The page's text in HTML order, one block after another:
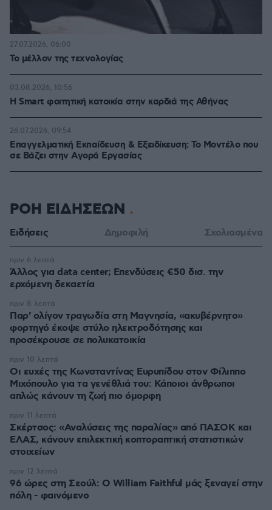
Το μέλλον της τεχνολογίας
27.07.2026, 06:00
Η Smart φοιτητική κατοικία στην καρδιά της Αθήνας
03.08.2026, 10:56
Επαγγελματική Εκπαίδευση & Εξειδίκευση: Το Mοντέλο που
σε Bάζει στην Aγορά Eργασίας
26.07.2026, 09:54
ΡΟΗ ΕΙΔΗΣΕΩΝ
Ειδήσεις Δημοφιλή Σχολιασμένα
Άλλος για data center; Επενδύσεις €50 δισ. την
ερχόμενη δεκαετία
πριν 6 λεπτά
Παρ' ολίγον τραγωδία στη Μαγνησία, «ακυβέρνητο»
φορτηγό έκοψε στύλο ηλεκτροδότησης και
προσέκρουσε σε πολυκατοικία
πριν 8 λεπτά
Οι ευχές της Κωνσταντίνας Ευρυπίδου στον Φίλιππο
Μιχόπουλο για τα γενέθλιά του: Κάποιοι άνθρωποι
απλώς κάνουν τη ζωή πιο όμορφη
πριν 10 λεπτά
Σκέρτσος: «Αναλύσεις της παραλίας» από ΠΑΣΟΚ και
ΕΛΑΣ, κάνουν επιλεκτική κοπτοραπτική στατιστικών
στοιχείων
πριν 11 λεπτά
96 ώρες στη Σεούλ: Ο William Faithful μάς ξεναγεί στην
πόλη - φαινόμενο
πριν 12 λεπτά